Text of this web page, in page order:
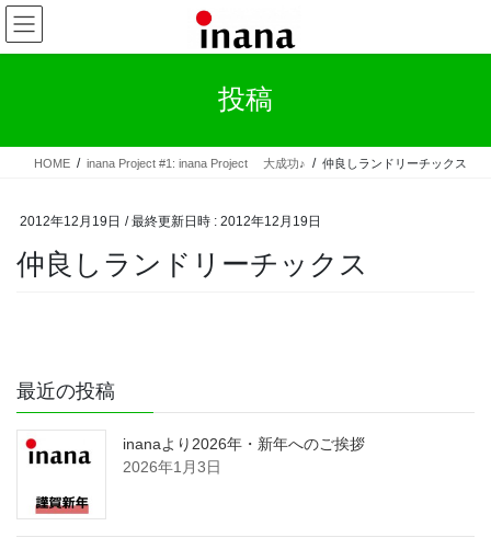
コ
ン
テ
ス
ナ
ビ
ゲ
ン
投稿
HOME inana Project #1: inana Project 大成功♪ 仲良しランドリーチックス
2012年12月19日 / 最終更新日時 : 2012年12月19日
仲良しランドリーチックス
最近の投稿
inanaより2026年・新年へのご挨拶
2026年1月3日